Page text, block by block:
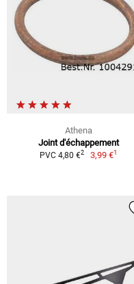
Athena
Joint d'échappement
PVC 4,80 €2 3,99 €1